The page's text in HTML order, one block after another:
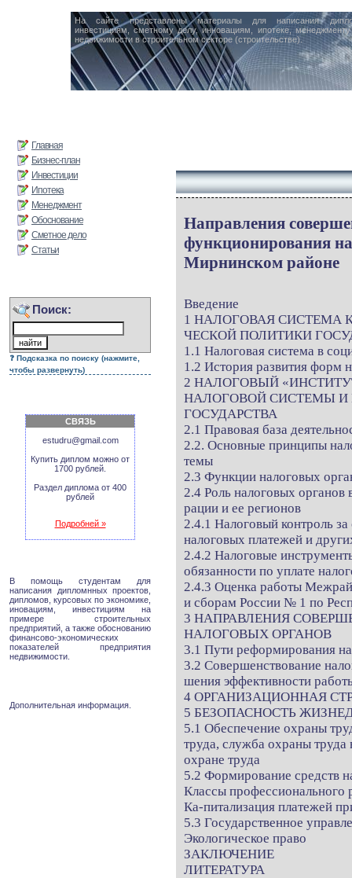
На сайте представлены материалы для написания
инвестициям, сметному делу, инновациям, ипотеке,
недвижимости в строительном секторе (строительстве).
Главная
Бизнес-план
Инвестиции
Ипотека
Менеджмент
Обоснование
Сметное дело
Статьи
Поиск:
Подсказка по поиску (нажмите,
чтобы развернуть)
СВЯЗЬ
estudru@gmail.com
Купить диплом можно от
1700 рублей.
Раздел диплома от 400
рублей
Подробней »
В помощь студентам для
написания дипломнных проектов,
дипломов, курсовых по экономике,
иновациям, инвестициям на
примере строительных
предприятий, а также обоснованию
финансово-экономических
показателей предприятия
недвижимости.
Дополнительная информация.
Направления
функционирования
Мирнинском районе
Введение
1 НАЛОГОВАЯ СИСТЕМА
ЧЕСКОЙ ПОЛИТИКИ
1.1 Налоговая система в
1.2 История развития форм
2 НАЛОГОВЫЙ
НАЛОГОВОЙ СИСТЕМЫ И
ГОСУДАРСТВА
2.1 Правовая база
2.2. Основные принципы
темы
2.3 Функции налоговых
2.4 Роль налоговых
рации и ее регионов
2.4.1 Налоговый контроль
налоговых платежей и
2.4.2 Налоговые
обязанности по уплате
2.4.3 Оценка работы
и сборам России № 1 по
3 НАПРАВЛЕНИЯ
НАЛОГОВЫХ ОРГАНОВ
3.1 Пути реформирования
3.2 Совершенствование
шения эффективности
4 ОРГАНИЗАЦИОННАЯ
5 БЕЗОПАСНОСТЬ
5.1 Обеспечение охраны
труда, служба охраны
охране труда
5.2 Формирование средств
Классы профессионального
Ка-питализация платежей
5.3 Государственное
Экологическое право
ЗАКЛЮЧЕНИЕ
ЛИТЕРАТУРА